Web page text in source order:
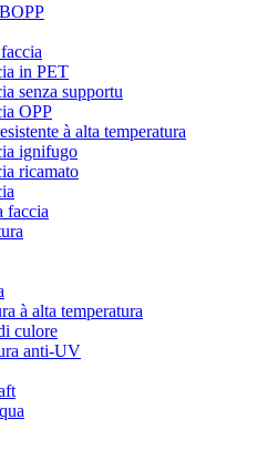
in PET
senza supportu
OPP
à alta temperatura
ignifugo
ricamato
faccia
à alta temperatura
culore
anti-UV